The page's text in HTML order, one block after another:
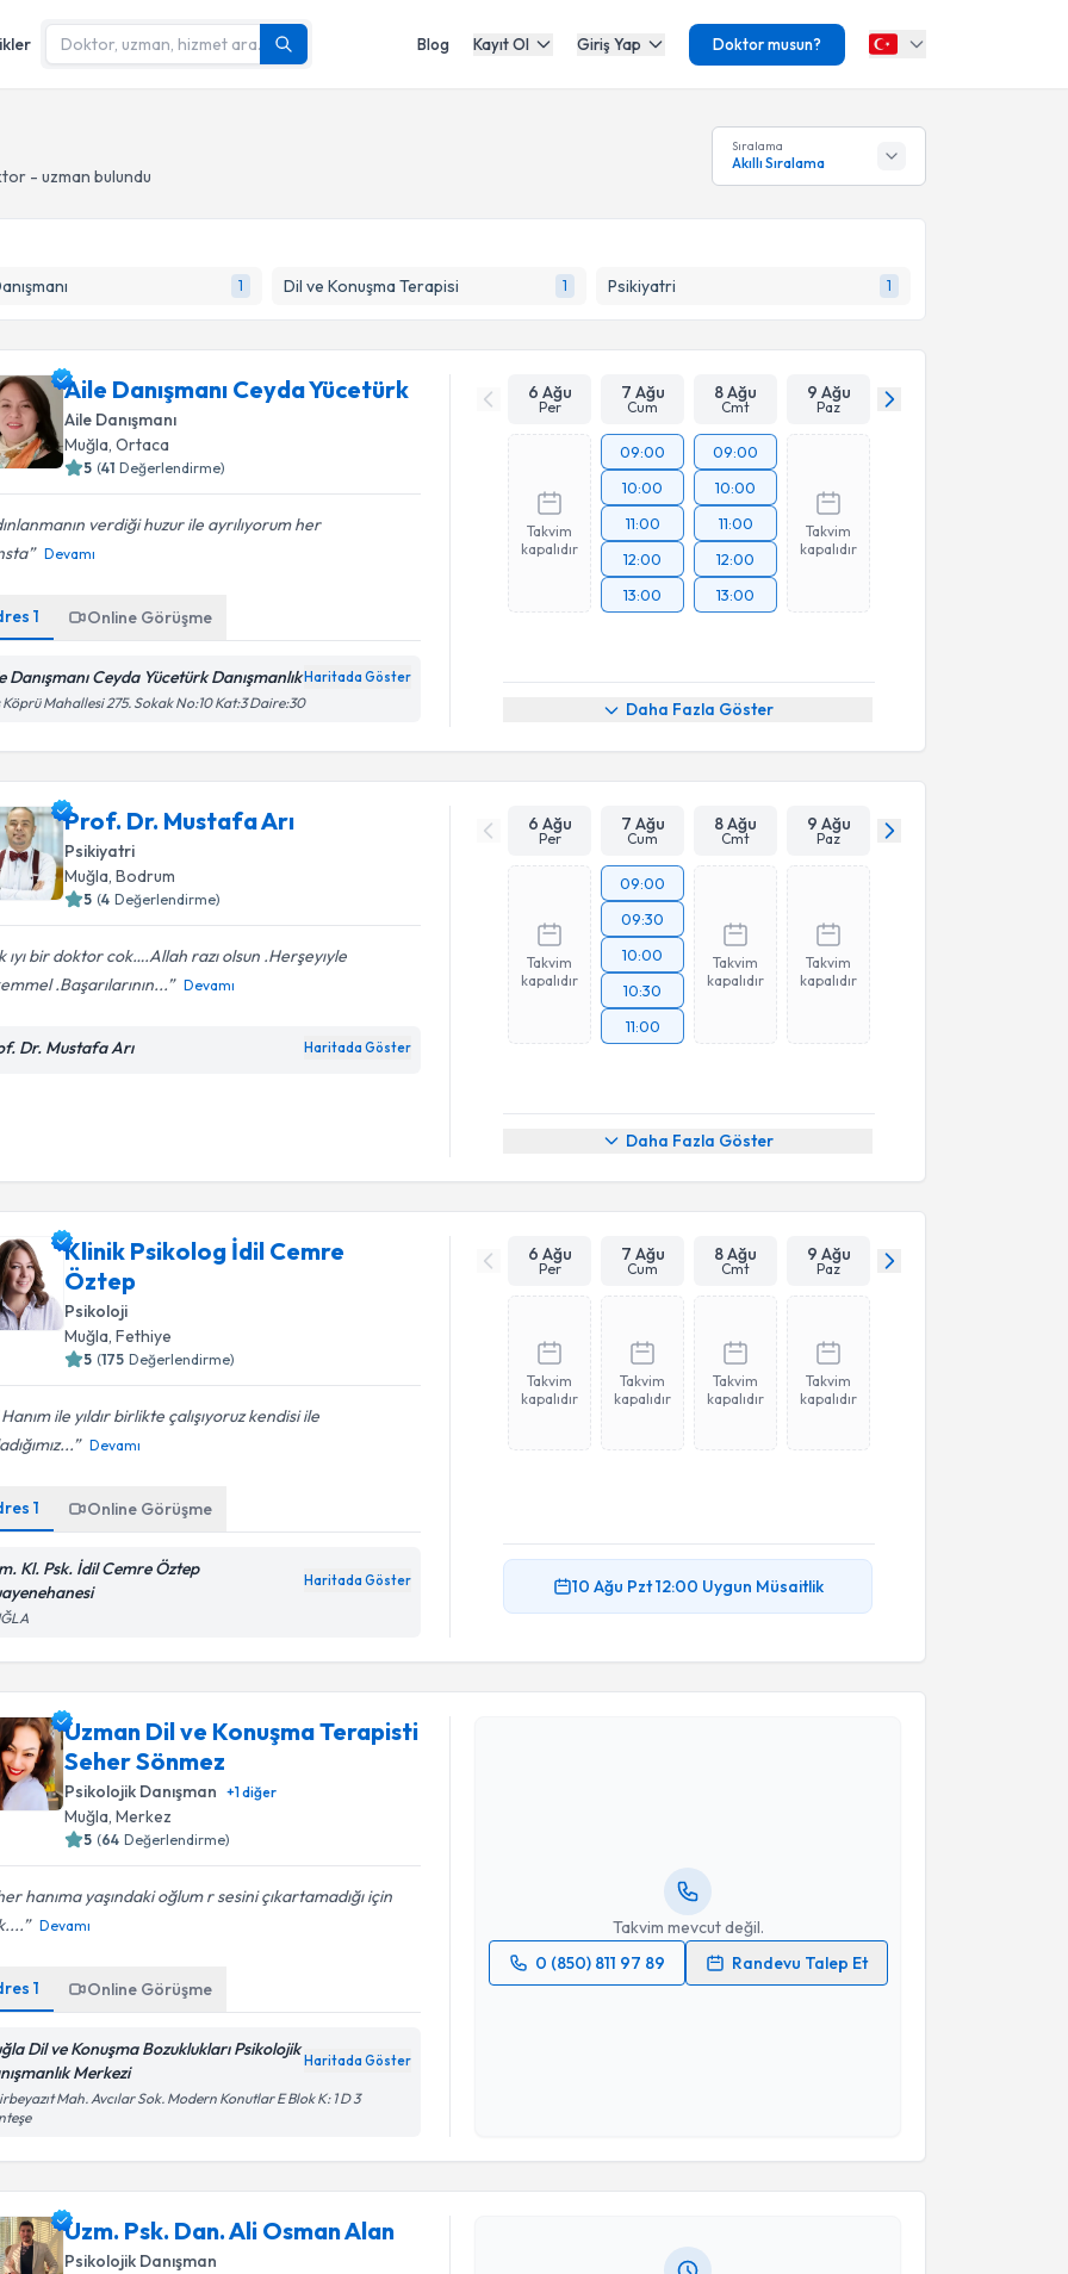
Blog Kayıt Ol Giriş Yap Doktor musun?
- uzman bulundu
Sıralama
Akıllı Sıralama
1 Dil ve Konuşma Terapisi 1 Psikiyatri 1
Aile Danışmanı Ceyda Yücetürk
Aile Danışmanı
Muğla, Ortaca
5 (41 Değerlendirme)
verdiği huzur ile ayrılıyorum her
Devamı
1 Online Görüşme
Danışmanı Ceyda Yücetürk Danışmanlık Haritada Göster
Köprü Mahallesi 275. Sokak No:10 Kat:3 Daire:30
6 Ağu
Per
7 Ağu
Cum
8 Ağu
Cmt
9 Ağu
Paz
Takvim
kapalıdır
09:00
10:00
11:00
12:00
13:00
09:00
10:00
11:00
12:00
13:00
Takvim
kapalıdır
Daha Fazla Göster
Prof. Dr. Mustafa Arı
Psikiyatri
Muğla , Bodrum
5 (4 Değerlendirme)
ıyı bir doktor cok….Allah razı olsun .Herşeyıyle
.Başarılarının...
Devamı
Dr. Mustafa Arı Haritada Göster
6 Ağu
Per
7 Ağu
Cum
8 Ağu
Cmt
9 Ağu
Paz
Takvim
kapalıdır
09:00
09:30
10:00
10:30
11:00
Takvim
kapalıdır
Takvim
kapalıdır
Daha Fazla Göster
Klinik Psikolog İdil Cemre
Öztep
Psikoloji
Muğla, Fethiye
5 (175 Değerlendirme)
ile yıldır birlikte çalışıyoruz kendisi ile
Devamı
1 Online Görüşme
Kl. Psk. İdil Cemre Öztep
Haritada Göster
6 Ağu
Per
7 Ağu
Cum
8 Ağu
Cmt
9 Ağu
Paz
Takvim
kapalıdır
Takvim
kapalıdır
Takvim
kapalıdır
Takvim
kapalıdır
10 Ağu Pzt12:00 Uygun Müsaitlik
Uzman Dil ve Konuşma Terapisti
Seher Sönmez
Psikolojik Danışman +1diğer
Muğla, Merkez
5 (64 Değerlendirme)
hanıma yaşındaki oğlum r sesini çıkartamadığı için
Devamı
1 Online Görüşme
Dil ve Konuşma Bozuklukları Psikolojik
Merkezi
Haritada Göster
Mah. Avcılar Sok. Modern Konutlar E Blok K: 1 D 3
Takvim mevcut değil.
0 (850) 811 97 89
Randevu Talep Et
Randevu Takvimi Talebi
Uzm. Psk. Dan. Ali Osman Alan
Psikolojik Danışman